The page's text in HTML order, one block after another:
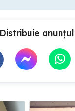
Distribuie